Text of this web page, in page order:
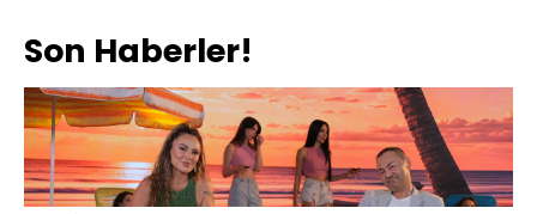
Son Haberler!